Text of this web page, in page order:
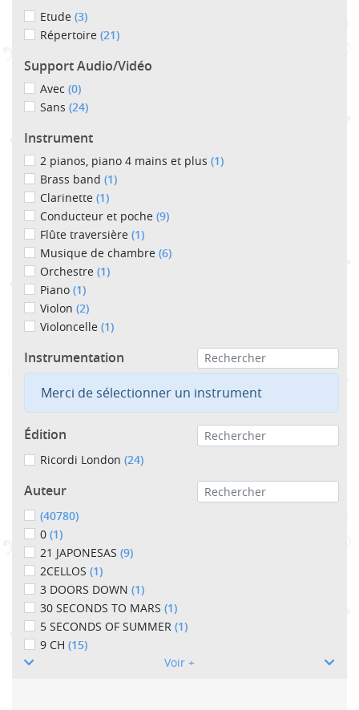
Etude (3)
Répertoire (21)
Support Audio/Vidéo
Avec (0)
Sans (24)
Instrument
2 pianos, piano 4 mains et plus (1)
Brass band (1)
Clarinette (1)
Conducteur et poche (9)
Flûte traversière (1)
Musique de chambre (6)
Orchestre (1)
Piano (1)
Violon (2)
Violoncelle (1)
Instrumentation
Merci de sélectionner un instrument
Édition
Ricordi London (24)
Auteur
(40780)
0 (1)
21 JAPONESAS (9)
2CELLOS (1)
3 DOORS DOWN (1)
30 SECONDS TO MARS (1)
5 SECONDS OF SUMMER (1)
9 CH (15)
Voir +